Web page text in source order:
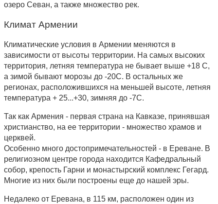
озеро Севан, а также множество рек.
Климат Армении
Климатические условия в Армении меняются в
зависимости от высоты территории. На самых высоких
территория, летняя температура не бывает выше +18 С,
а зимой бывают морозы до -20С. В остальных же
регионах, расположившихся на меньшей высоте, летняя
температура + 25...+30, зимняя до -7С.
Так как Армения - первая страна на Кавказе, принявшая
христианство, на ее территории - множество храмов и
церквей.
Особенно много достопримечательностей - в Ереване. В
религиозном центре города находится Кафедральный
собор, крепость Гарни и монастырский комплекс Гегард.
Многие из них были построены еще до нашей эры.
Недалеко от Еревана, в 115 км, расположен один из